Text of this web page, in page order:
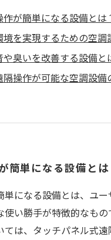
が簡単になる設備とは
を実現するための空調
臭いを改善する設備と
隔操作が可能な空調設備
簡単になる設備とは
になる設備とは、ユー
い勝手が特徴的なもの
ては、タッチパネル式遠